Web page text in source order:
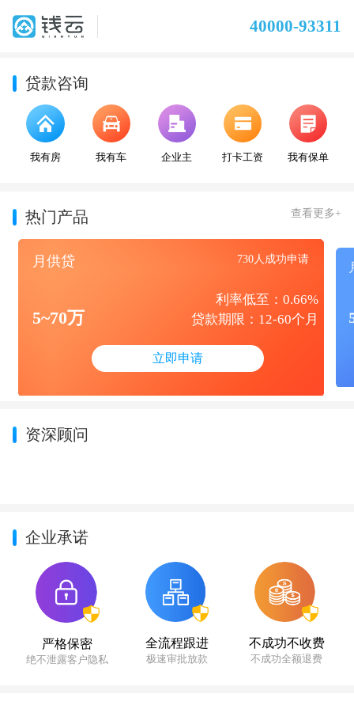
40000-93311
贷款咨询
我有房 我有车 企业主 打卡工资 我有保单
热门产品 查看更多+
月供贷 730人成功申请
5~70万
利率低至：0.66%
贷款期限：12-60个月
立即申请
资深顾问
企业承诺
严格保密
绝不泄露客户隐私
全流程跟进
极速审批放款
不成功不收费
不成功全额退费